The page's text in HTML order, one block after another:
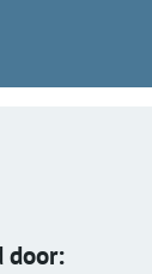
door: